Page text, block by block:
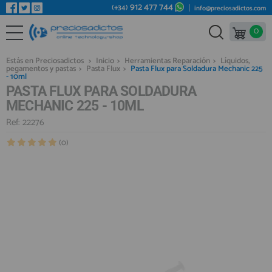
REPUESTOS MÓVILES
REPUESTOS TABLET
REPUESTOS RELOJES INTELIGENTES
REPUESTOS VIDEOCONSOLAS
REPUESTOS MACBOOK
REPUESTOS OTROS DISPOSITIVOS
Bienvenid@ otra vez
YA SOY CLIENTE
Recordarme
(+34) 912 477 744 info@preciosadictos.com
0
Estás en Preciosadictos > Inicio > Herramientas Reparación > Líquidos,
pegamentos y pastas > Pasta Flux > Pasta Flux para Soldadura Mechanic 225
- 10ml
PASTA FLUX PARA SOLDADURA
MECHANIC 225 - 10ML
Ref: 22276
(0)